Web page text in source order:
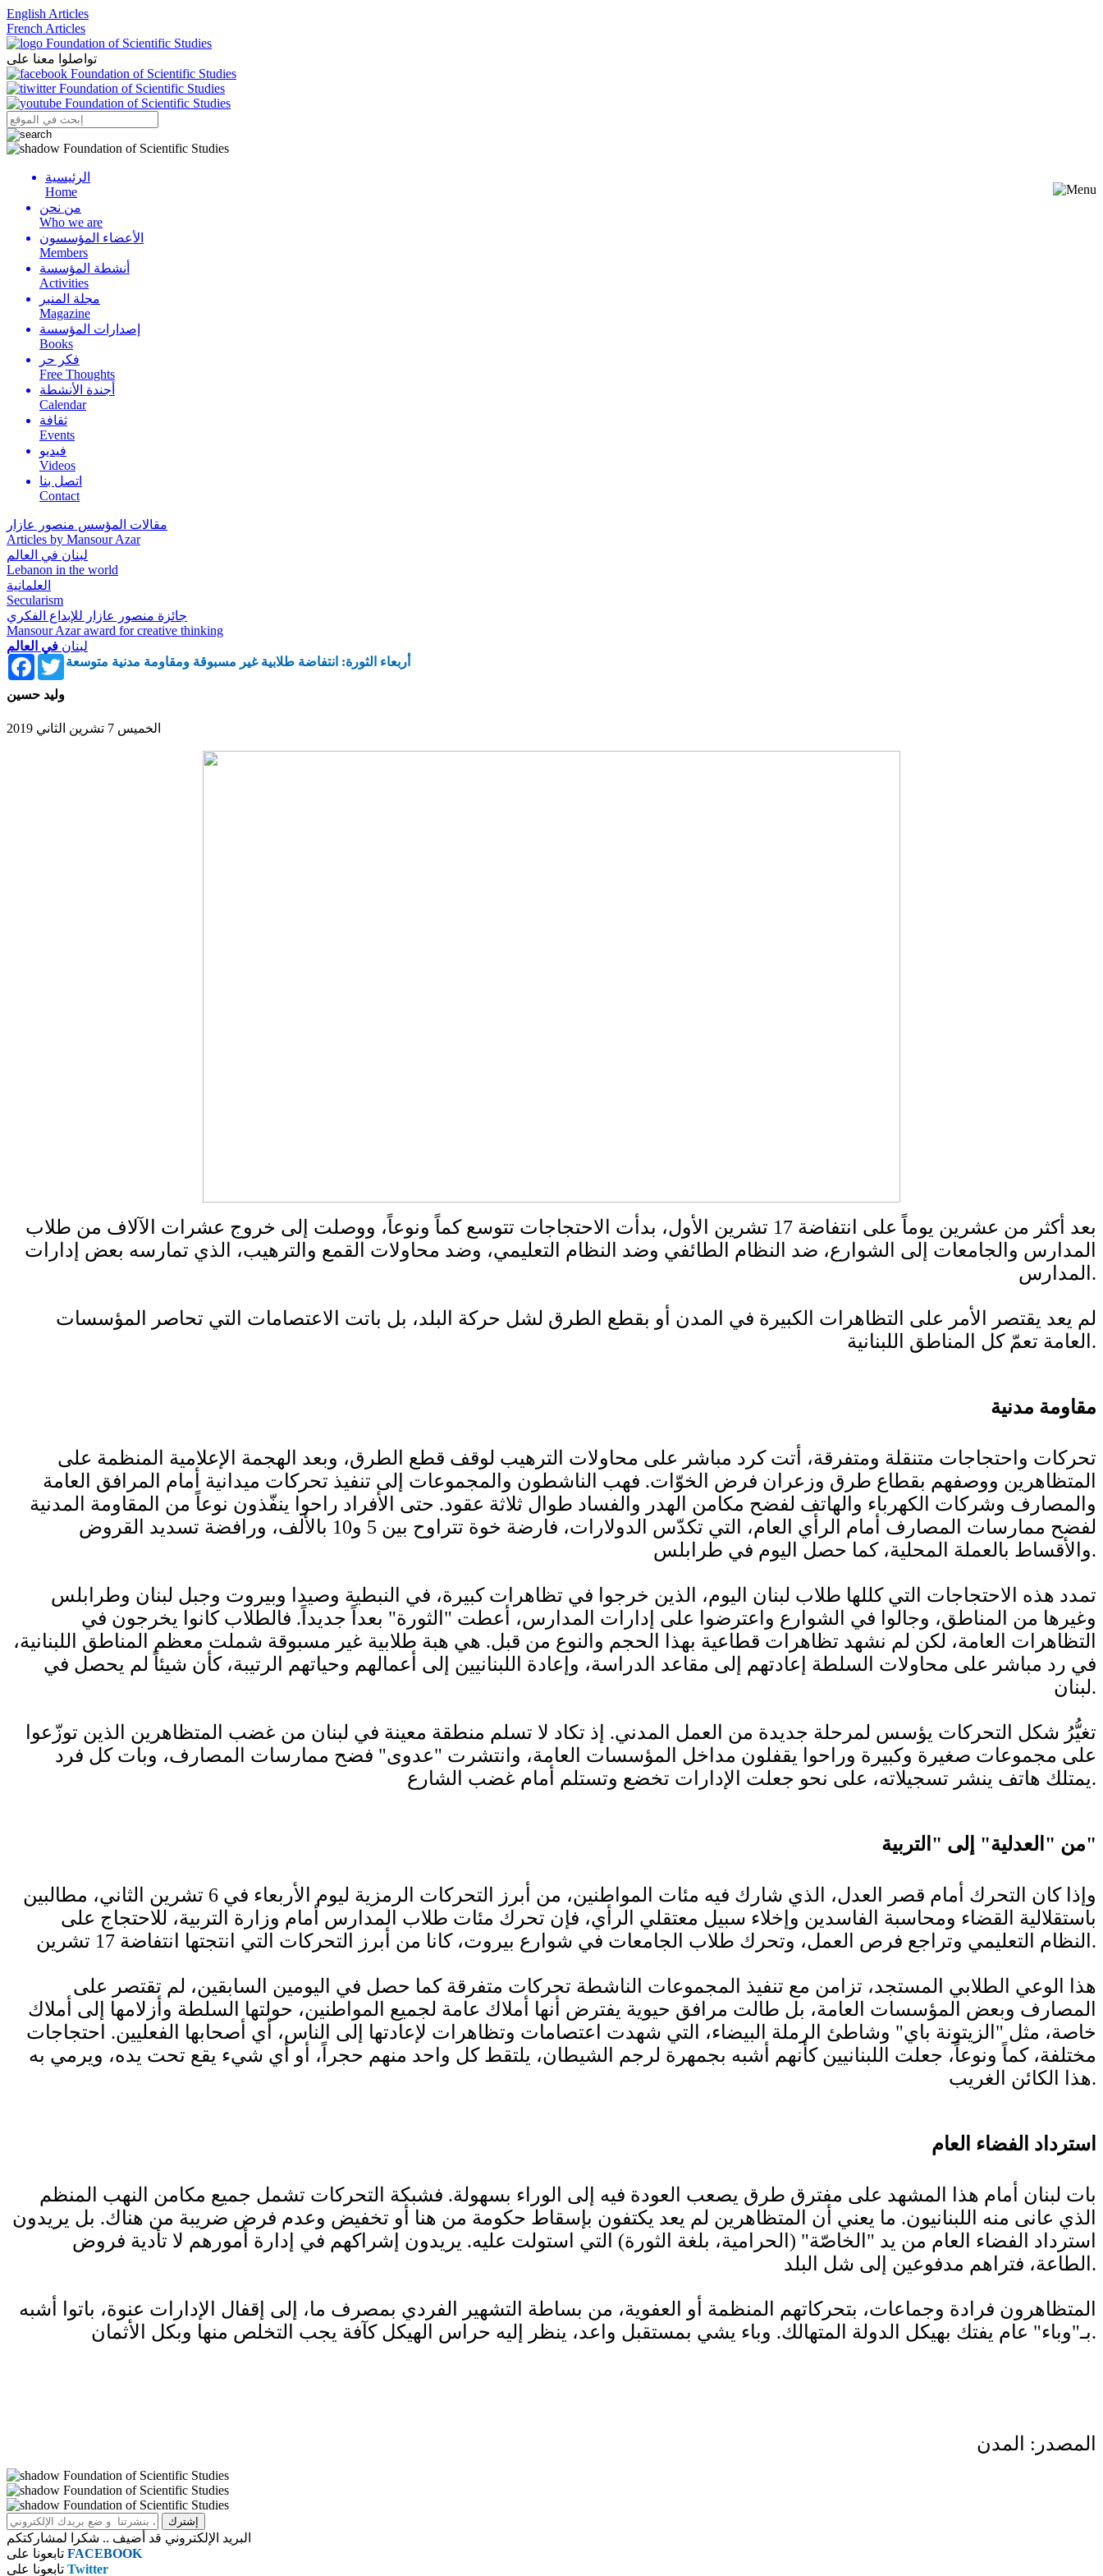
English Articles
French Articles
تواصلوا معنا على
Menu
الرئيسية
Home
من نحن
Who we are
الأعضاء المؤسسون
Members
أنشطة المؤسسة
Activities
مجلة المنبر
Magazine
إصدارات المؤسسة
Books
فكر حر
Free Thoughts
أجندة الأنشطة
Calendar
ثقافة
Events
فيديو
Videos
اتصل بنا
Contact
مقالات المؤسس منصور عازار
Articles by Mansour Azar
لبنان في العالم
Lebanon in the world
العلمانية
Secularism
جائزة منصور عازار للإبداع الفكري
Mansour Azar award for creative thinking
لبنان في العالم
FacebookTwitter
أربعاء الثورة: انتفاضة طلابية غير مسبوقة ومقاومة مدنية متوسعة
وليد حسين
الخميس 7 تشرين الثاني 2019
بعد أكثر من عشرين يوماً على انتفاضة 17 تشرين الأول، بدأت الاحتجاجات تتوسع كماً ونوعاً، ووصلت إلى خروج عشرات الآلاف من طلاب
المدارس والجامعات إلى الشوارع، ضد النظام الطائفي وضد النظام التعليمي، وضد محاولات القمع والترهيب، الذي تمارسه بعض إدارات
المدارس.
لم يعد يقتصر الأمر على التظاهرات الكبيرة في المدن أو بقطع الطرق لشل حركة البلد، بل باتت الاعتصامات التي تحاصر المؤسسات
العامة تعمّ كل المناطق اللبنانية.
مقاومة مدنية
تحركات واحتجاجات متنقلة ومتفرقة، أتت كرد مباشر على محاولات الترهيب لوقف قطع الطرق، وبعد الهجمة الإعلامية المنظمة على
المتظاهرين ووصفهم بقطاع طرق وزعران فرض الخوّات. فهب الناشطون والمجموعات إلى تنفيذ تحركات ميدانية أمام المرافق العامة
والمصارف وشركات الكهرباء والهاتف لفضح مكامن الهدر والفساد طوال ثلاثة عقود. حتى الأفراد راحوا ينفّذون نوعاً من المقاومة المدنية
لفضح ممارسات المصارف أمام الرأي العام، التي تكدّس الدولارات، فارضة خوة تتراوح بين 5 و10 بالألف، ورافضة تسديد القروض
والأقساط بالعملة المحلية، كما حصل اليوم في طرابلس.
تمدد هذه الاحتجاجات التي كللها طلاب لبنان اليوم، الذين خرجوا في تظاهرات كبيرة، في النبطية وصيدا وبيروت وجبل لبنان وطرابلس
وغيرها من المناطق، وجالوا في الشوارع واعترضوا على إدارات المدارس، أعطت "الثورة" بعداً جديداً. فالطلاب كانوا يخرجون في
التظاهرات العامة، لكن لم نشهد تظاهرات قطاعية بهذا الحجم والنوع من قبل. هي هبة طلابية غير مسبوقة شملت معظم المناطق اللبنانية،
في رد مباشر على محاولات السلطة إعادتهم إلى مقاعد الدراسة، وإعادة اللبنانيين إلى أعمالهم وحياتهم الرتيبة، كأن شيئاً لم يحصل في
لبنان.
تغيُّرُ شكل التحركات يؤسس لمرحلة جديدة من العمل المدني. إذ تكاد لا تسلم منطقة معينة في لبنان من غضب المتظاهرين الذين توزّعوا
على مجموعات صغيرة وكبيرة وراحوا يقفلون مداخل المؤسسات العامة، وانتشرت "عدوى" فضح ممارسات المصارف، وبات كل فرد
يمتلك هاتف ينشر تسجيلاته، على نحو جعلت الإدارات تخضع وتستلم أمام غضب الشارع.
من "العدلية" إلى "التربية"
وإذا كان التحرك أمام قصر العدل، الذي شارك فيه مئات المواطنين، من أبرز التحركات الرمزية ليوم الأربعاء في 6 تشرين الثاني، مطالبين
باستقلالية القضاء ومحاسبة الفاسدين وإخلاء سبيل معتقلي الرأي، فإن تحرك مئات طلاب المدارس أمام وزارة التربية، للاحتجاج على
النظام التعليمي وتراجع فرص العمل، وتحرك طلاب الجامعات في شوارع بيروت، كانا من أبرز التحركات التي انتجتها انتفاضة 17 تشرين.
هذا الوعي الطلابي المستجد، تزامن مع تنفيذ المجموعات الناشطة تحركات متفرقة كما حصل في اليومين السابقين، لم تقتصر على
المصارف وبعض المؤسسات العامة، بل طالت مرافق حيوية يفترض أنها أملاك عامة لجميع المواطنين، حولتها السلطة وأزلامها إلى أملاك
خاصة، مثل "الزيتونة باي" وشاطئ الرملة البيضاء، التي شهدت اعتصامات وتظاهرات لإعادتها إلى الناس، أي أصحابها الفعليين. احتجاجات
مختلفة، كماً ونوعاً، جعلت اللبنانيين كأنهم أشبه بجمهرة لرجم الشيطان، يلتقط كل واحد منهم حجراً، أو أي شيء يقع تحت يده، ويرمي به
هذا الكائن الغريب.
استرداد الفضاء العام
بات لبنان أمام هذا المشهد على مفترق طرق يصعب العودة فيه إلى الوراء بسهولة. فشبكة التحركات تشمل جميع مكامن النهب المنظم
الذي عانى منه اللبنانيون. ما يعني أن المتظاهرين لم يعد يكتفون بإسقاط حكومة من هنا أو تخفيض وعدم فرض ضريبة من هناك. بل يريدون
استرداد الفضاء العام من يد "الخاصّة" (الحرامية، بلغة الثورة) التي استولت عليه. يريدون إشراكهم في إدارة أمورهم لا تأدية فروض
الطاعة، فتراهم مدفوعين إلى شل البلد.
المتظاهرون فرادة وجماعات، بتحركاتهم المنظمة أو العفوية، من بساطة التشهير الفردي بمصرف ما، إلى إقفال الإدارات عنوة، باتوا أشبه
بـ"وباء" عام يفتك بهيكل الدولة المتهالك. وباء يشي بمستقبل واعد، ينظر إليه حراس الهيكل كآفة يجب التخلص منها وبكل الأثمان.
المصدر: المدن
البريد الإلكتروني قد أضيف .. شكرا لمشاركتكم
FACEBOOK
Twitter